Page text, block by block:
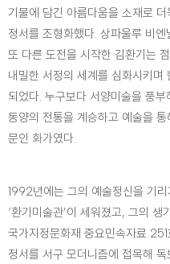
기물에 담긴 아름다움을 소재로
정서를 조형화했다. 상파울루 비
또 다른 도전을 시작한 김환기는
내밀한 서정의 세계를 심화시키며
되었다. 누구보다 서양미술을 풍
동양의 전통을 계승하고 예술을
문인 화가였다.
1992년에는 그의 예술정신을 기
‘환기미술관’이 세워졌고, 그의
국가지정문화재 중요민속자료
정서를 서구 모더니즘에 접목해